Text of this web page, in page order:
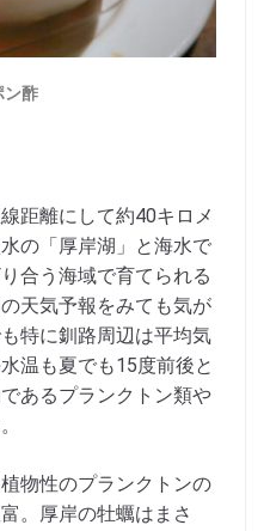
ン酢
距離にして約40キロメ
の「厚岸湖」と海水で
合う海域で育てられる
天気予報をみても気が
特に釧路周辺は平均気
温も夏でも15度前後と
あるプランクトン類や
物性のプランクトンの
。厚岸の牡蠣はまさ